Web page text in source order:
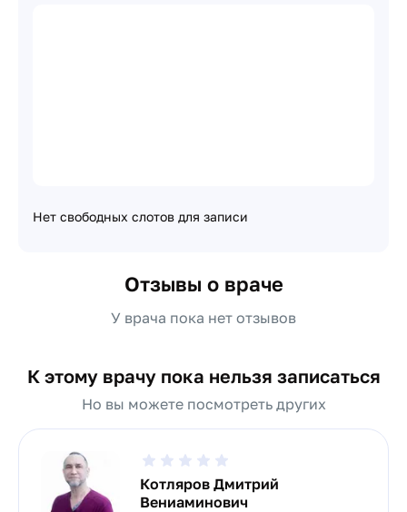
Нет свободных слотов для записи
Отзывы о враче
У врача пока нет отзывов
К этому врачу пока нельзя записаться
Но вы можете посмотреть других
Котляров Дмитрий
Вениаминович